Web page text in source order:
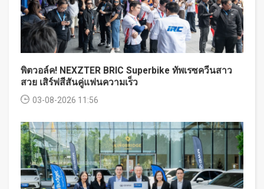
พิตวอล์ค! NEXZTER BRIC Superbike ทัพเรซควีนสาว
สวย เสิร์ฟสีสันคู่แฟนความเร็ว
03-08-2026 11:56